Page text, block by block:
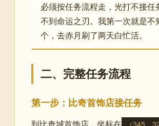
必须按任务流程走，光打不接任
不到命运之刃。我第一次就是不
个，去赤月刷了两天白忙活。
二、完整任务流程
第一步：比奇首饰店接任务
（345，